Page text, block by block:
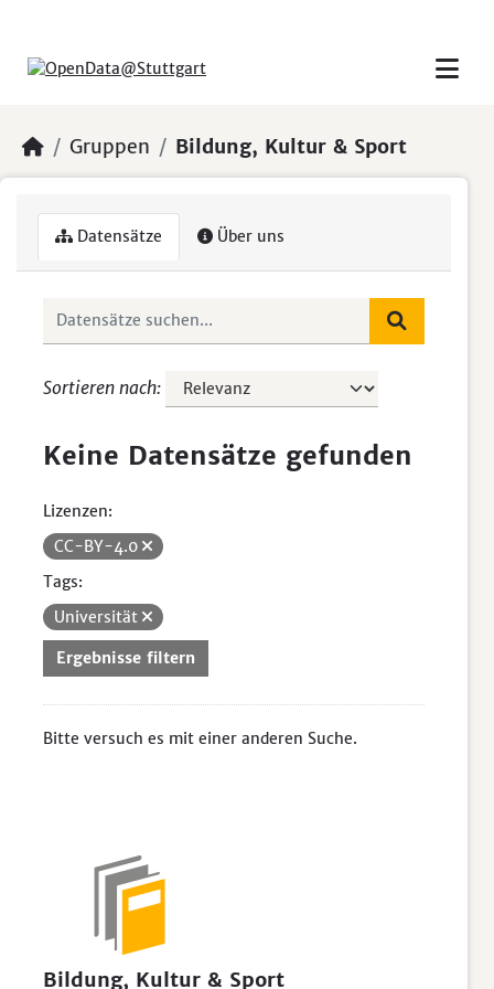
Gruppen Bildung, Kultur & Sport
Bildung, Kultur & Sport
Datensätze Über uns
Sortieren nach
Keine Datensätze gefunden
Lizenzen:
CC-BY-4.0
Tags:
Universität
Ergebnisse filtern
Bitte versuch es mit einer anderen Suche.